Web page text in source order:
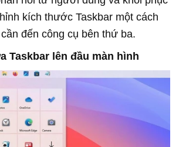
kích thước Taskbar một cách
đến công cụ bên thứ ba.
Taskbar lên đầu màn hình